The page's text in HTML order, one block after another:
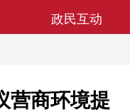
政民互动
营商环境提